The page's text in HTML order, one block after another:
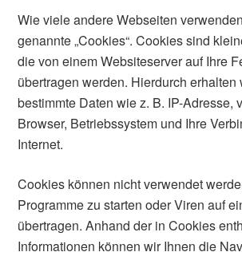
Wie viele andere Webseiten
genannte „Cookies“. Cookies sind
die von einem Websiteserver auf Ihre
übertragen werden. Hierdurch erhalten
bestimmte Daten wie z. B. IP-Adresse,
Browser, Betriebssystem und Ihre
Internet.
Cookies können nicht verwendet
Programme zu starten oder Viren auf
übertragen. Anhand der in Cookies
Informationen können wir Ihnen die